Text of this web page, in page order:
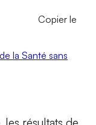
Copier le
la Santé sans